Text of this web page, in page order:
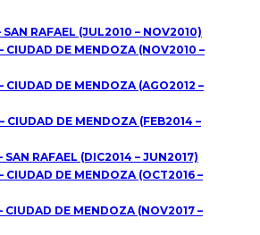
SAN RAFAEL (JUL2010 – NOV2010)
CIUDAD DE MENDOZA (NOV2010 –
CIUDAD DE MENDOZA (AGO2012 –
CIUDAD DE MENDOZA (FEB2014 –
SAN RAFAEL (DIC2014 – JUN2017)
CIUDAD DE MENDOZA (OCT2016 –
CIUDAD DE MENDOZA (NOV2017 –